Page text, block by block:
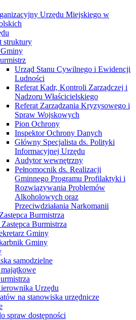
Urzędu Miejskiego w
struktury
Gminy
Urząd Stanu Cywilnego i Ewidencji
Ludności
Referat Kadr, Kontroli Zarządczej i
Nadzoru Właścicielskiego
Referat Zarządzania Kryzysowego i
Spraw Wojskowych
Pion Ochrony
Inspektor Ochrony Danych
Główny Specjalista ds. Polityki
Informacyjnej Urzędu
Audytor wewnętrzny
Pełnomocnik ds. Realizacji
Gminnego Programu Profilaktyki i
Rozwiązywania Problemów
Alkoholowych oraz
Przeciwdziałania Narkomanii
Burmistrza
Burmistrza
Gminy
Gminy
samodzielne
Urzędu
na stanowiska urzędnicze
spraw dostępności